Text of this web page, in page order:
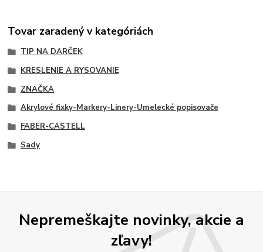
Tovar zaradený v kategóriách
TIP NA DARČEK
KRESLENIE A RYSOVANIE
ZNAČKA
Akrylové fixky-Markery-Linery-Umelecké popisovače
FABER-CASTELL
Sady
Nepremeškajte novinky, akcie a
zľavy!